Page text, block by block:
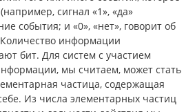
сигнал «1», «да»
события; и «0», «нет», говорит об
информации
бит. Для систем с участием
мы считаем, может стать
частица, содержащая
Из числа элементарных частиц